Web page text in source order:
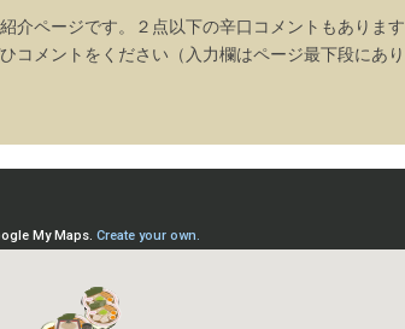
介ページです。２点以下の辛口コメントもあります
コメントをください（入力欄はページ最下段にあり